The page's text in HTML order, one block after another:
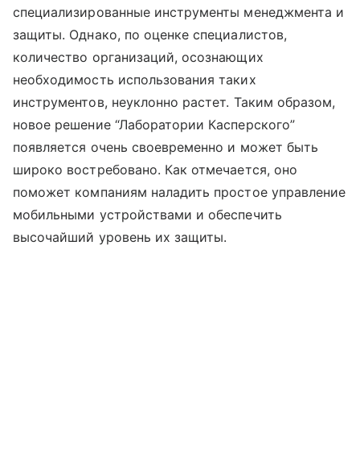
специализированные инструменты менеджмента и
защиты. Однако, по оценке специалистов,
количество организаций, осознающих
необходимость использования таких
инструментов, неуклонно растет. Таким образом,
новое решение “Лаборатории Касперского”
появляется очень своевременно и может быть
широко востребовано. Как отмечается, оно
поможет компаниям наладить простое управление
мобильными устройствами и обеспечить
высочайший уровень их защиты.